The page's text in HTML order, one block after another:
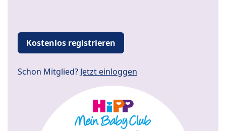
Kostenlos registrieren
Schon Mitglied? Jetzt einloggen